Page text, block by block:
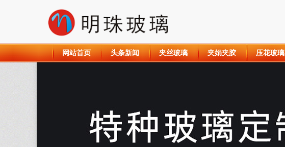
网站首页 头条新闻 夹丝玻璃 夹娟夹胶 压花玻璃